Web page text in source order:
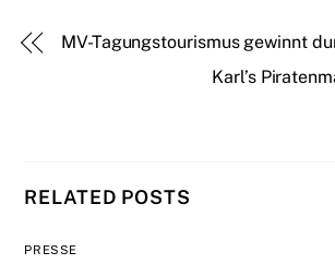
MV-Tagungstourismus gewinnt
Karl’s
RELATED POSTS
PRESSE